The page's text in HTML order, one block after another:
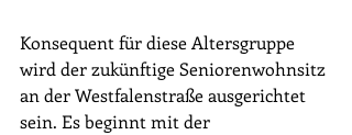
Konsequent für diese Altersgruppe
wird der zukünftige Seniorenwohnsitz
an der Westfalenstraße ausgerichtet
sein. Es beginnt mit der